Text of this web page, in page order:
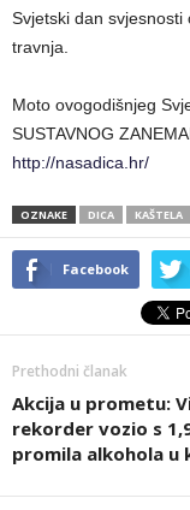
Svjetski dan svjesnosti
travnja.
Moto ovogodišnjeg
SUSTAVNOG
http://nasadica.hr/
OZNAKE DICA KAŠTELA
Facebook
Prethodni članak
Akcija u prometu:
rekorder vozio s
promila alkohola u